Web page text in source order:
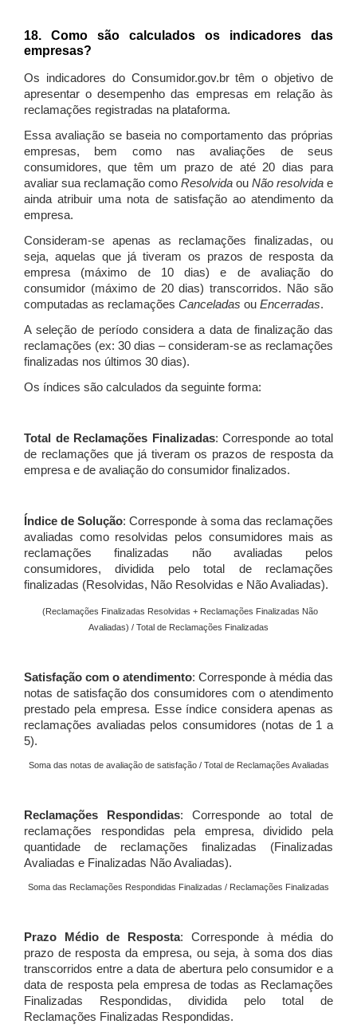
18. Como são calculados os indicadores das
empresas?
Os indicadores do Consumidor.gov.br têm o objetivo de
apresentar o desempenho das empresas em relação às
reclamações registradas na plataforma.
Essa avaliação se baseia no comportamento das próprias
empresas, bem como nas avaliações de seus
consumidores, que têm um prazo de até 20 dias para
avaliar sua reclamação como Resolvida ou Não resolvida e
ainda atribuir uma nota de satisfação ao atendimento da
empresa.
Consideram-se apenas as reclamações finalizadas, ou
seja, aquelas que já tiveram os prazos de resposta da
empresa (máximo de 10 dias) e de avaliação do
consumidor (máximo de 20 dias) transcorridos. Não são
computadas as reclamações Canceladas ou Encerradas.
A seleção de período considera a data de finalização das
reclamações (ex: 30 dias – consideram-se as reclamações
finalizadas nos últimos 30 dias).
Os índices são calculados da seguinte forma:
Total de Reclamações Finalizadas: Corresponde ao total
de reclamações que já tiveram os prazos de resposta da
empresa e de avaliação do consumidor finalizados.
Índice de Solução: Corresponde à soma das reclamações
avaliadas como resolvidas pelos consumidores mais as
reclamações finalizadas não avaliadas pelos
consumidores, dividida pelo total de reclamações
finalizadas (Resolvidas, Não Resolvidas e Não Avaliadas).
(Reclamações Finalizadas Resolvidas + Reclamações Finalizadas Não
Avaliadas) / Total de Reclamações Finalizadas
Satisfação com o atendimento: Corresponde à média das
notas de satisfação dos consumidores com o atendimento
prestado pela empresa. Esse índice considera apenas as
reclamações avaliadas pelos consumidores (notas de 1 a
5).
Soma das notas de avaliação de satisfação / Total de Reclamações Avaliadas
Reclamações Respondidas: Corresponde ao total de
reclamações respondidas pela empresa, dividido pela
quantidade de reclamações finalizadas (Finalizadas
Avaliadas e Finalizadas Não Avaliadas).
Soma das Reclamações Respondidas Finalizadas / Reclamações Finalizadas
Prazo Médio de Resposta: Corresponde à média do
prazo de resposta da empresa, ou seja, à soma dos dias
transcorridos entre a data de abertura pelo consumidor e a
data de resposta pela empresa de todas as Reclamações
Finalizadas Respondidas, dividida pelo total de
Reclamações Finalizadas Respondidas.